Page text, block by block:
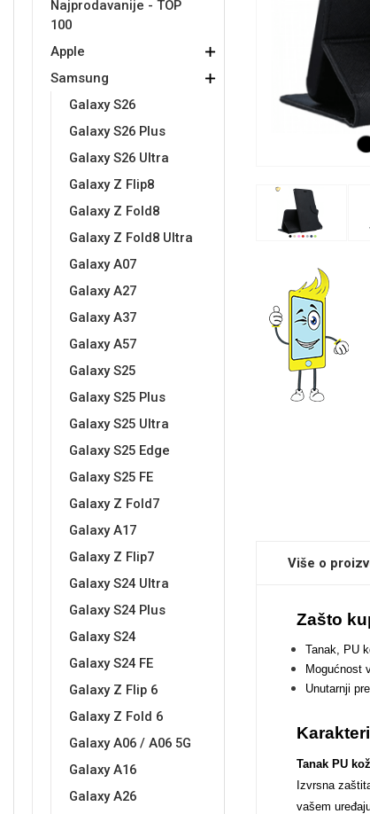
Najprodavanije - TOP
100
Apple
Samsung
Galaxy S26
Galaxy S26 Plus
Galaxy S26 Ultra
Galaxy Z Flip8
Galaxy Z Fold8
Galaxy Z Fold8 Ultra
Galaxy A07
Galaxy A27
Galaxy A37
Galaxy A57
Galaxy S25
Galaxy S25 Plus
Galaxy S25 Ultra
Galaxy S25 Edge
Galaxy S25 FE
Galaxy Z Fold7
Galaxy A17
Galaxy Z Flip7
Galaxy S24 Ultra
Galaxy S24 Plus
Galaxy S24
Galaxy S24 FE
Galaxy Z Flip 6
Galaxy Z Fold 6
Galaxy A06 / A06 5G
Galaxy A16
Galaxy A26
Više o
Zašto
Tanak, PU
Mogućnost
Unutarnji
Tanak PU
Izvrsna
vašem
Babe Šaljivi motivi
Croatos Najprodavanije - TOP 100
Gym Unicorn kolekcija
Sleng
Životinjsko carstvo Takeoff
Svemirska kolekcija
Samsung Xiaomi
Punjači za mobitel Spigen maskice
Univerzalno kaljeno staklo
Univerzalne futrole i
maskice
Samsung Huawei
Sony LCD Tablet
Držači za romobil Držači za ruku
Ostali držači
USB kablovi HDMI kabel
AUX kablovi Adapteri za mobitel
FM Transmitteri HI-FI linije